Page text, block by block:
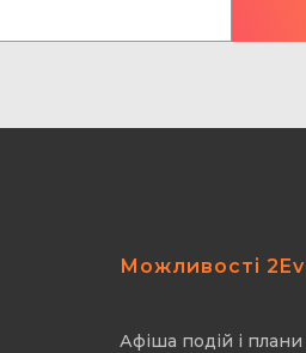
Можливості
Афіша подій і плани